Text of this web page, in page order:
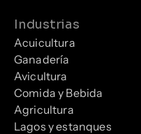
Industrias
Acuicultura
Ganadería
Avicultura
Comida y Bebida
Agricultura
Lagos y estanques